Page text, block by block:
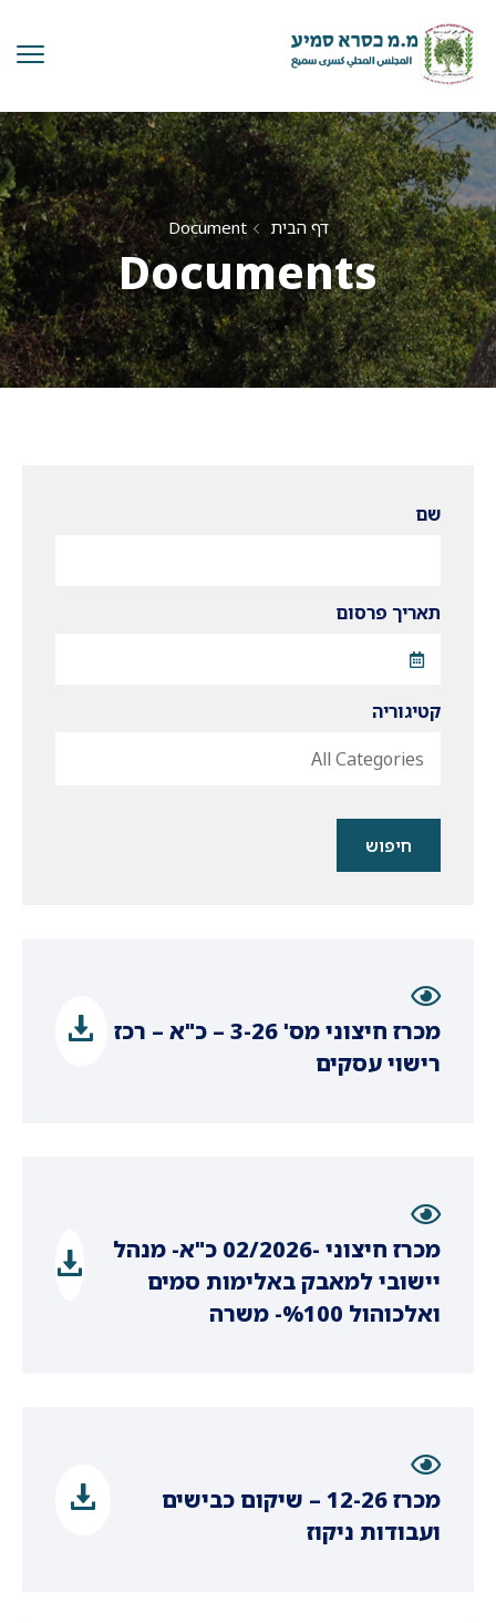
דף הבית Document
Documents
שם
תאריך פרסום
קטיגוריה
All Categories
חיפוש
מכרז חיצוני מס' 3-26 – כ"א – רכז
רישוי עסקים
מכרז חיצוני -02/2026 כ"א- מנהל
יישובי למאבק באלימות סמים
ואלכוהול %100- משרה
מכרז 12-26 – שיקום כבישים
ועבודות ניקוז